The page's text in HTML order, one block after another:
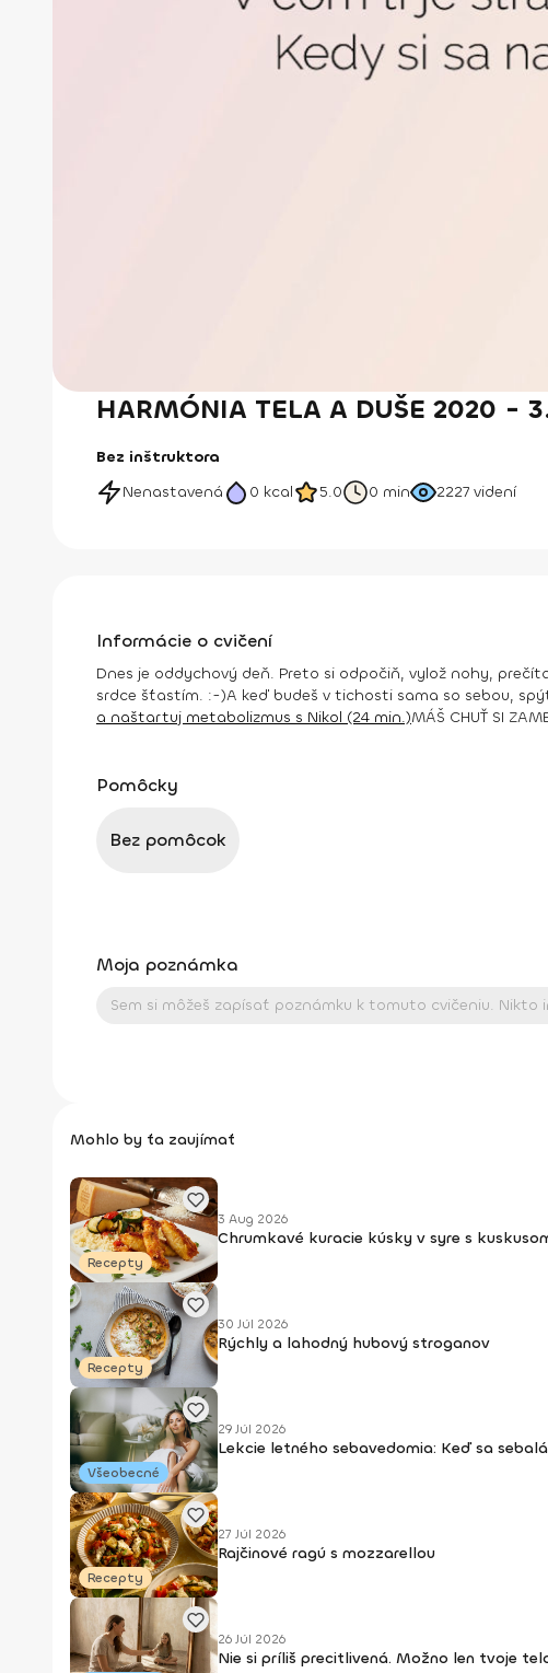
HARMÓNIA TELA A DUŠE 2020 -
Bez inštruktora
Nenastavená
0 kcal 5.0 0 min 2227 videní
Informácie o cvičení
Dnes je oddychový deň. Preto si odpočiň, vylož nohy,
srdce šťastím. :-)A keď budeš v tichosti sama so sebou,
a naštartuj metabolizmus s Nikol (24 min.)MÁŠ CHUŤ SI
Pomôcky
Bez pomôcok
Moja poznámka
Mohlo by ťa zaujímať
Recepty
3 Aug 2026
Chrumkavé kuracie kúsky v syre s
Recepty
30 Júl 2026
Rýchly a lahodný hubový stroganov
Všeobecné
29 Júl 2026
Lekcie letného sebavedomia: Keď sa
Recepty
27 Júl 2026
Rajčinové ragú s mozzarellou
26 Júl 2026
Nie si príliš precitlivená. Možno len tvoje